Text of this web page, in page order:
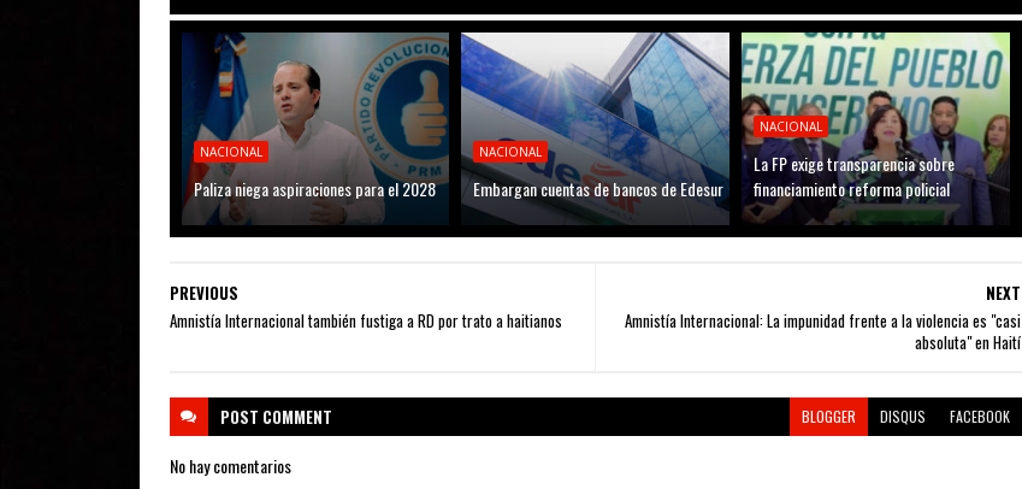
NACIONAL
Paliza niega aspiraciones para el 2028
NACIONAL
Embargan cuentas de bancos de Edesur
NACIONAL
La FP exige transparencia sobre
financiamiento reforma policial
NEXT
Amnistía Internacional: La impunidad frente a la violencia es "casi
absoluta" en Haití
PREVIOUS
Amnistía Internacional también fustiga a RD por trato a haitianos
POST COMMENT BLOGGER DISQUS FACEBOOK
No hay comentarios